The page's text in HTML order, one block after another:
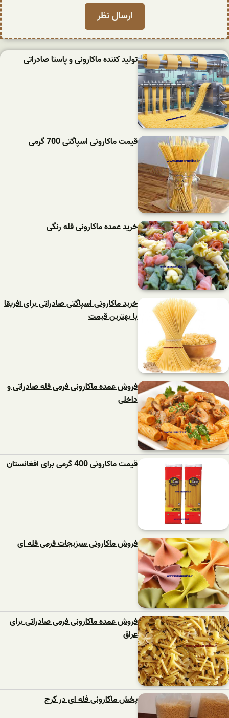
تولید کننده ماکارونی و پاستا صادراتی
قیمت ماکارونی اسپاگتی 700 گرمی
خرید عمده ماکارونی فله رنگی
خرید ماکارونی اسپاگتی صادراتی برای آفریقا
با بهترین قیمت
فروش عمده ماکارونی فرمی فله صادراتی و
داخلی
قیمت ماکارونی 400 گرمی برای افغانستان
فروش ماکارونی سبزیجات فرمی فله ای
فروش عمده ماکارونی فرمی صادراتی برای
عراق
پخش ماکارونی فله ای در کرج